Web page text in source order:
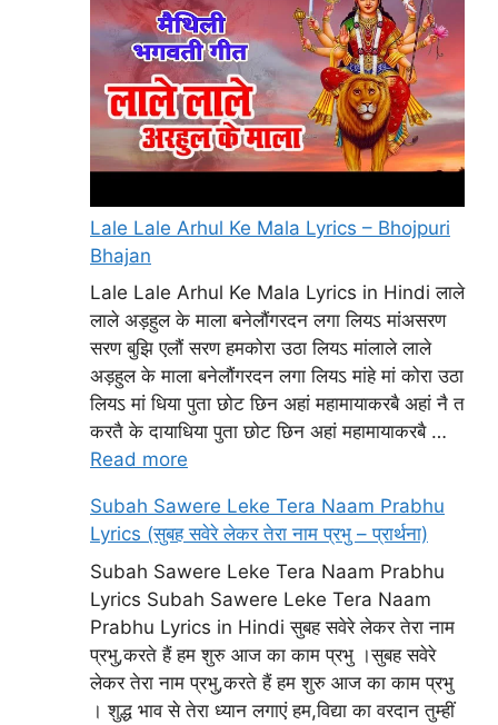
Lale Lale Arhul Ke Mala Lyrics – Bhojpuri
Bhajan
Lale Lale Arhul Ke Mala Lyrics in Hindi लाले
लाले अड़हुल के माला बनेलौंगरदन लगा लियऽ मांअसरण
सरण बुझि एलौं सरण हमकोरा उठा लियऽ मांलाले लाले
अड़हुल के माला बनेलौंगरदन लगा लियऽ मांहे मां कोरा उठा
लियऽ मां धिया पुता छोट छिन अहां महामायाकरबै अहां नै त
करतै के दायाधिया पुता छोट छिन अहां महामायाकरबै …
Read more
Subah Sawere Leke Tera Naam Prabhu
Lyrics (सुबह सवेरे लेकर तेरा नाम प्रभु – प्रार्थना)
Subah Sawere Leke Tera Naam Prabhu
Lyrics Subah Sawere Leke Tera Naam
Prabhu Lyrics in Hindi सुबह सवेरे लेकर तेरा नाम
प्रभु,करते हैं हम शुरु आज का काम प्रभु ।सुबह सवेरे
लेकर तेरा नाम प्रभु,करते हैं हम शुरु आज का काम प्रभु
। शुद्ध भाव से तेरा ध्यान लगाएं हम,विद्या का वरदान तुम्हीं